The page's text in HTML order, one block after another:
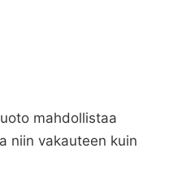
mahdollistaa
niin vakauteen kuin